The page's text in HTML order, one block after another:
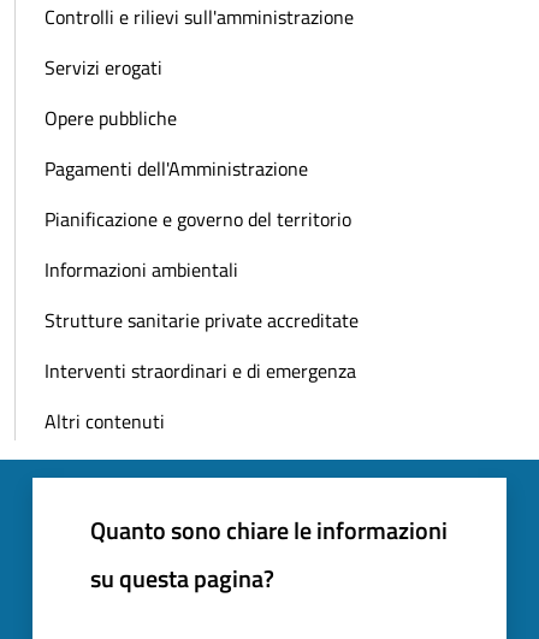
Controlli e rilievi sull'amministrazione
Servizi erogati
Opere pubbliche
Pagamenti dell'Amministrazione
Pianificazione e governo del territorio
Informazioni ambientali
Strutture sanitarie private accreditate
Interventi straordinari e di emergenza
Altri contenuti
Quanto sono chiare le informazioni
su questa pagina?